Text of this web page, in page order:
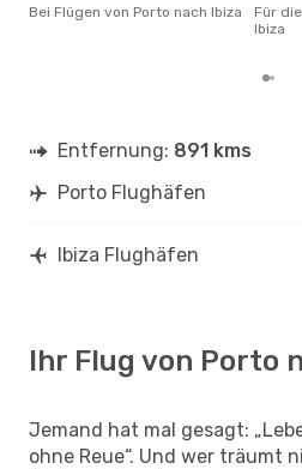
Bei Flügen von Porto nach Ibiza
Für die Strecke von Porto nach
Ibiza
Entfernung: 891 kms
Porto Flughäfen
Ibiza Flughäfen
Ihr Flug von Porto
Jemand hat mal gesagt:
ohne Reue“. Und wer träumt